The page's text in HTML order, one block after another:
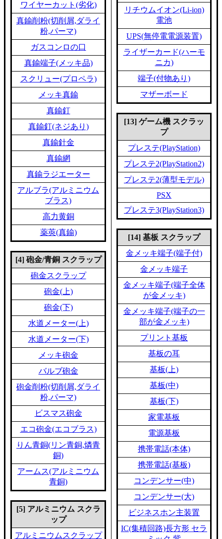
ワイヤーカット(劣化)
真鍮削粉(切削屑,ダライ
粉,パーマ)
ガスコンロの口
真鍮端子(メッキ品)
スクリュー(プロペラ)
メッキ真鍮
真鍮釘
真鍮釘(ネジあり)
真鍮針金
真鍮網
真鍮ラジエーター
アルブラ(アルミニウム
ブラス)
高力黄銅
薬莢(真鍮)
[4] 砲金/青銅 スクラップ
砲金スクラップ
砲金(上)
砲金(下)
水道メーター(上)
水道メーター(下)
メッキ砲金
バルブ砲金
砲金削粉(切削屑,ダライ
粉,パーマ)
ビスマス砲金
エコ砲金(エコブラス)
りん青銅(リン青銅,燐青
銅)
アームス(アルミニウム
青銅)
[5] アルミニウム スクラ
ップ
アルミニウムスクラップ
リチウムイオン(Li-ion)
電池
UPS(無停電電源装置)
ライザーカード(ハーモ
ニカ)
端子(付物あり)
マザーボード
[13] ゲーム機 スクラッ
プ
プレステ(PlayStation)
プレステ2(PlayStation2)
プレステ2(薄型モデル)
PSX
プレステ3(PlayStation3)
[14] 基板 スクラップ
金メッキ端子(端子付)
金メッキ端子
金メッキ端子(端子全体
が金メッキ)
金メッキ端子(端子の一
部が金メッキ)
プリント基板
基板の耳
基板(上)
基板(中)
基板(下)
家電基板
電源基板
携帯電話(本体)
携帯電話(基板)
コンデンサー(中)
コンデンサー(大)
ビジネスホン主装置
IC(集積回路)長方形 セラ